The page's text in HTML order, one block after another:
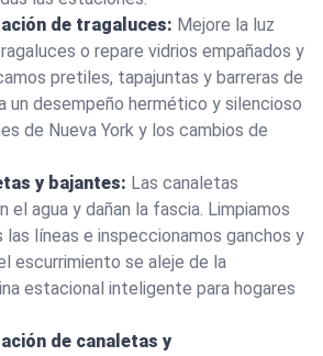
de tragaluces: Mejore la luz
o repare vidrios empañados y
pretiles, tapajuntas y barreras de
un desempeño hermético y silencioso
de Nueva York y los cambios de
y bajantes: Las canaletas
el agua y dañan la fascia. Limpiamos
las líneas e inspeccionamos ganchos y
escurrimiento se aleje de la
estacional inteligente para hogares
de canaletas y